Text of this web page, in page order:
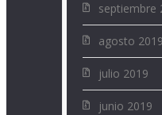
septiembre
agosto 2019
julio 2019
junio 2019